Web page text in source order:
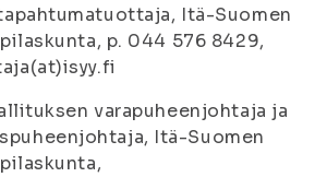
Itä-Suomen
p. 044 576 8429,
varapuheenjohtaja ja
Itä-Suomen